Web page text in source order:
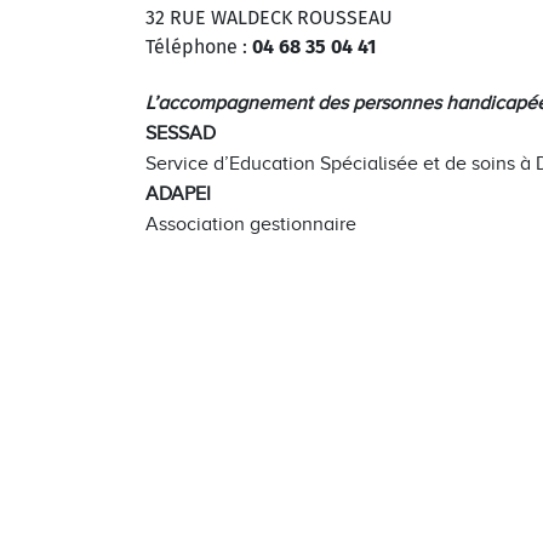
32 RUE WALDECK ROUSSEAU
Téléphone : 04 68 35 04 41
L’accompagnement des personnes
SESSAD
Service d’Education Spécialisée et de soins à
ADAPEI
Association gestionnaire